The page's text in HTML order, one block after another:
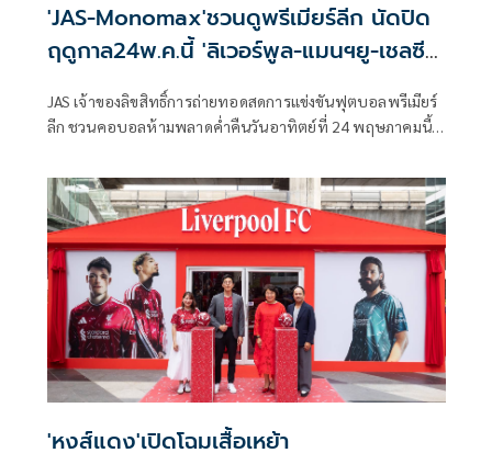
'JAS-Monomax'ชวนดูพรีเมียร์ลีก นัดปิด
ฤดูกาล24พ.ค.นี้ 'ลิเวอร์พูล-แมนฯยู-เชลซี-
ซิตี้เตะส่งท้าย
JAS เจ้าของลิขสิทธิ์การถ่ายทอดสดการแข่งขันฟุตบอลพรีเมียร์
ลีก ชวนคอบอลห้ามพลาดค่ำคืนวันอาทิตย์ที่ 24 พฤษภาคมนี้
2025/26 ที่เดินทางมาถึง “แมตช์เดย์สุดท้าย” ซึ่งแฟนบอลทั่ว
โลกตั้งตารอ เพราะทุกคู่เตะพร้อมกัน แม้ตำแหน่งแชมป์จะได้
บทสรุปเรียบร้อยแล้ว แต่ละสนามล้วนมีเดิมพันและเรื่องราวให้
ลุ้นจนวินาทีสุดท้าย ทั้งการลุ้นแชมป์ พื้นที่ยุโรป และอันดับ
สุดท้ายของตาราง โดยไฮไลต์ของค่ำคืนนี้อยู่ที่หลายสนามซึ่งยัง
เต็มไปด้วยแรงกดดันและความเข้มข้น ถ่ายทอดสดครบทุกคู่ทาง
Monomax และบางคู่รับชมได้ทาง ช่อง MONO29
'หงส์แดง'เปิดโฉมเสื้อเหย้า